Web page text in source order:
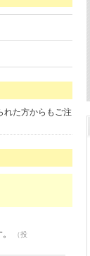
れた方からもご注
（投